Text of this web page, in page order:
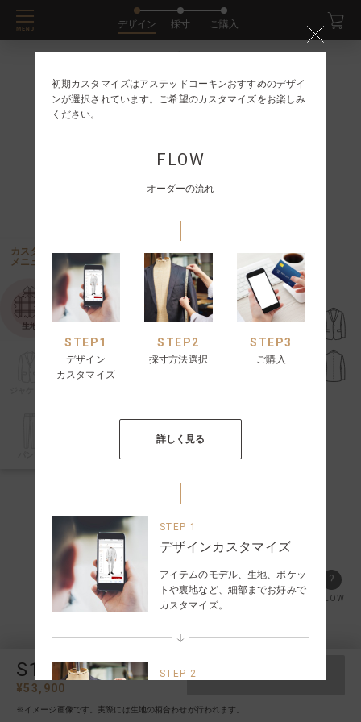
デザイン 採寸 ご購入
?
FLOW
カスタム
メニュー
生地
S1i スーツ
¥53,900
※イメージ画像です。実際には生地の柄合わせが行われます。
初期カスタマイズはアステッドコーキンおすすめのデザイ
ンが選択されています。ご希望のカスタマイズをお楽しみ
ください。
FLOW
オーダーの流れ
STEP1
デザイン
カスタマイズ
STEP2
採寸方法選択
STEP3
ご購入
詳しく見る
STEP 1
デザインカスタマイズ
アイテムのモデル、生地、ポケッ
トや裏地など、細部までお好みで
カスタマイズ。
STEP 2